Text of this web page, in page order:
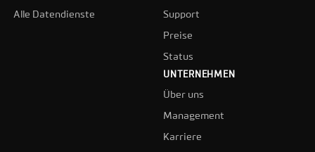
Alle Datendienste Support
Preise
Status
UNTERNEHMEN
Über uns
Management
Karriere